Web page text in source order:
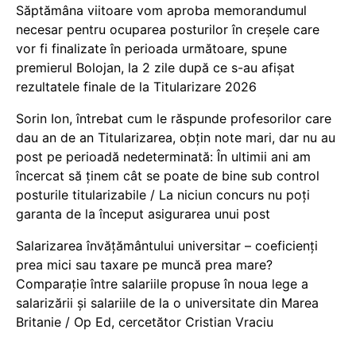
Săptămâna viitoare vom aproba memorandumul
necesar pentru ocuparea posturilor în creșele care
vor fi finalizate în perioada următoare, spune
premierul Bolojan, la 2 zile după ce s-au afișat
rezultatele finale de la Titularizare 2026
Sorin Ion, întrebat cum le răspunde profesorilor care
dau an de an Titularizarea, obțin note mari, dar nu au
post pe perioadă nedeterminată: În ultimii ani am
încercat să ținem cât se poate de bine sub control
posturile titularizabile / La niciun concurs nu poți
garanta de la început asigurarea unui post
Salarizarea învățământului universitar – coeficienți
prea mici sau taxare pe muncă prea mare?
Comparație între salariile propuse în noua lege a
salarizării și salariile de la o universitate din Marea
Britanie / Op Ed, cercetător Cristian Vraciu